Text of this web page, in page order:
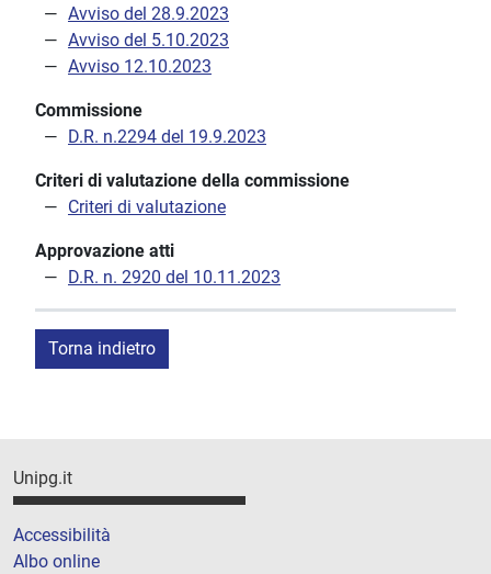
Avviso del 28.9.2023
Avviso del 5.10.2023
Avviso 12.10.2023
Commissione
D.R. n.2294 del 19.9.2023
Criteri di valutazione della commissione
Criteri di valutazione
Approvazione atti
D.R. n. 2920 del 10.11.2023
Torna indietro
Unipg.it
Accessibilità
Albo online